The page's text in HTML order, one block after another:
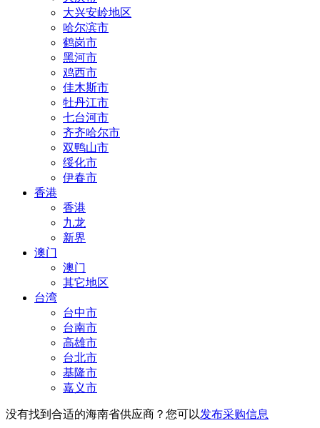
大兴安岭地区
哈尔滨市
鹤岗市
黑河市
鸡西市
佳木斯市
牡丹江市
七台河市
齐齐哈尔市
双鸭山市
绥化市
伊春市
香港
香港
九龙
新界
澳门
澳门
其它地区
台湾
台中市
台南市
高雄市
台北市
基隆市
嘉义市
没有找到合适的海南省供应商？您可以发布采购信息